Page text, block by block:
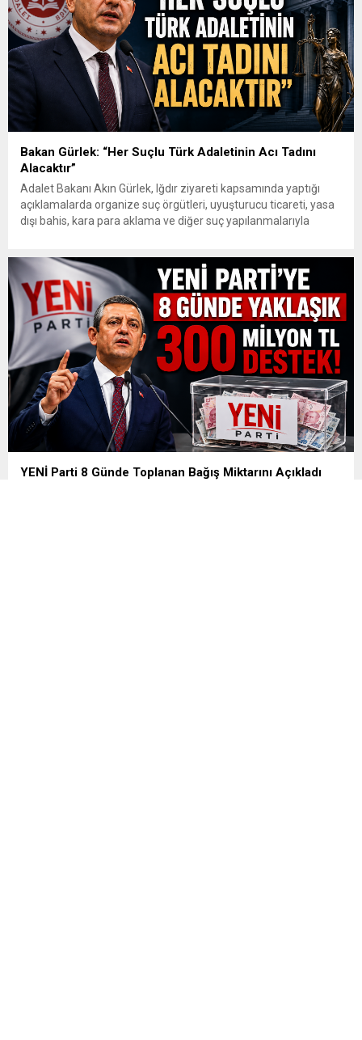
Bakan Gürlek: “Her Suçlu Türk Adaletinin Acı Tadını
Alacaktır”
Adalet Bakanı Akın Gürlek, Iğdır ziyareti kapsamında yaptığı
açıklamalarda organize suç örgütleri, uyuşturucu ticareti, yasa
dışı bahis, kara para aklama ve diğer suç yapılanmalarıyla
kullanıldığını belirterek, “Biz artık suç örgütleri ve illegal
yapılanmaların bir adım...
YENİ Parti 8 Günde Toplanan Bağış Miktarını Açıkladı